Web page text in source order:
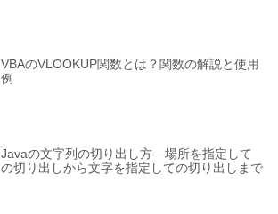
VBAのVLOOKUP関数とは？関数の解説と使用
例
Javaの文字列の切り出し方―場所を指定して
の切り出しから文字を指定しての切り出しまで